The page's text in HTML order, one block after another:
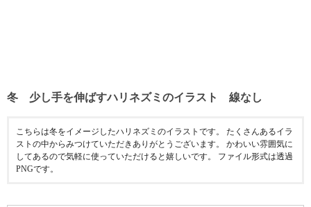
冬 少し手を伸ばすハリネズミのイラスト 線なし
こちらは冬をイメージしたハリネズミのイラストです。 たくさんあるイラ
ストの中からみつけていただきありがとうございます。 かわいい雰囲気に
してあるので気軽に使っていただけると嬉しいです。 ファイル形式は透過
PNGです。